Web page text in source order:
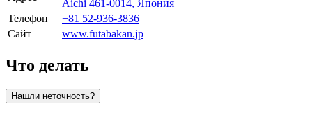
Aichi 461-0014, Япония
Телефон
+81 52-936-3836
Сайт
www.futabakan.jp
Что делать
Нашли неточность?